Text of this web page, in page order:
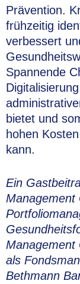
Prävention.
frühzeitig
verbessert
Spannende
bietet und
hohen
kann.
Ein
Management
Management
als
Bethmann